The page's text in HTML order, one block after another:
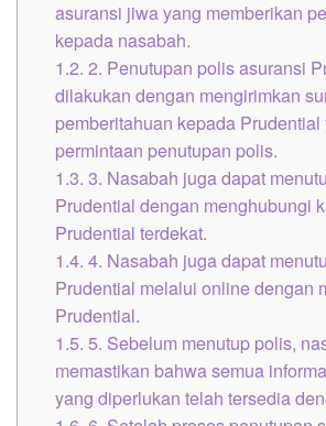
asuransi jiwa yang memberikan
kepada nasabah.
1.2. 2. Penutupan polis asuransi
dilakukan dengan mengirimkan
pemberitahuan kepada
permintaan penutupan polis.
1.3. 3. Nasabah juga dapat
Prudential dengan menghubungi
Prudential terdekat.
1.4. 4. Nasabah juga dapat
Prudential melalui online dengan
Prudential.
1.5. 5. Sebelum menutup polis,
memastikan bahwa semua
yang diperlukan telah tersedia